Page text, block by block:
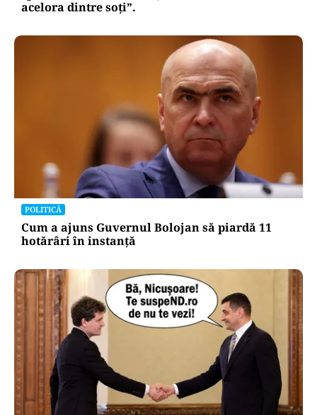
acelora dintre soți”.
POLITICĂ
Cum a ajuns Guvernul Bolojan să piardă 11
hotărâri în instanță